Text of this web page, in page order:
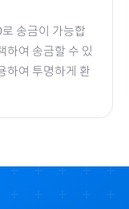
송금이 가능합
하여 송금할 수 있
하여 투명하게 환